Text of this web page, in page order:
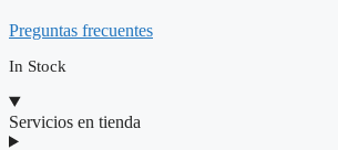
Preguntas frecuentes
In Stock
Servicios en tienda